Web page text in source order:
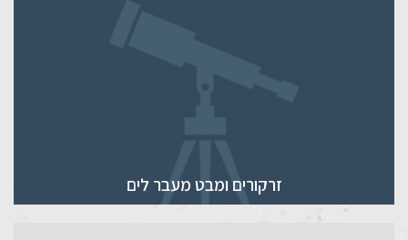
זרקורים ומבט מעבר לים